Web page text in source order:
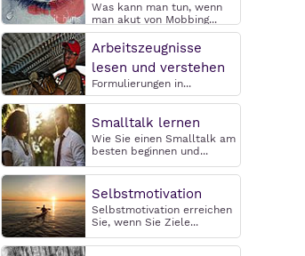
Was kann man tun, wenn
man akut von Mobbing...
Arbeitszeugnisse
lesen und verstehen
Formulierungen in...
Smalltalk lernen
Wie Sie einen Smalltalk am
besten beginnen und...
Selbstmotivation
Selbstmotivation erreichen
Sie, wenn Sie Ziele...